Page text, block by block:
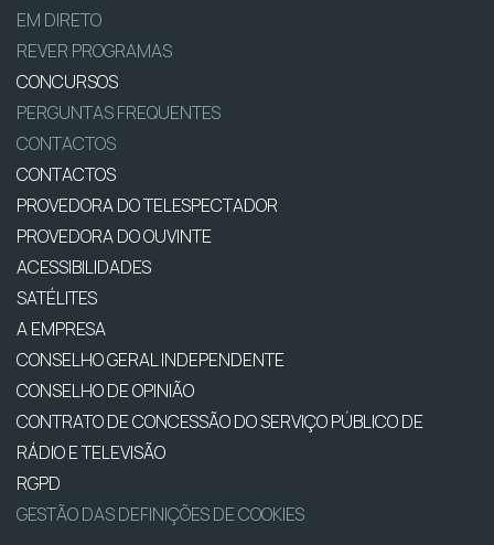
EM DIRETO
REVER PROGRAMAS
CONCURSOS
PERGUNTAS FREQUENTES
CONTACTOS
CONTACTOS
PROVEDORA DO TELESPECTADOR
PROVEDORA DO OUVINTE
ACESSIBILIDADES
SATÉLITES
A EMPRESA
CONSELHO GERAL INDEPENDENTE
CONSELHO DE OPINIÃO
CONTRATO DE CONCESSÃO DO SERVIÇO PÚBLICO DE
RÁDIO E TELEVISÃO
RGPD
GESTÃO DAS DEFINIÇÕES DE COOKIES